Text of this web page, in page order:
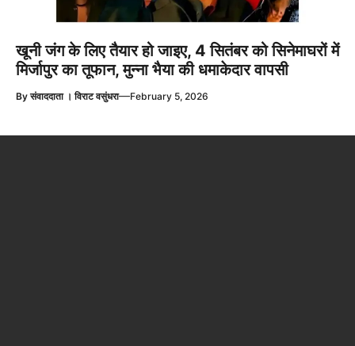
खूनी जंग के लिए तैयार हो जाइए, 4 सितंबर को सिनेमाघरों में
मिर्जापुर का तूफान, मुन्ना भैया की धमाकेदार वापसी
Byसंवाददाता । विराट वसुंधरा—February 5, 2026